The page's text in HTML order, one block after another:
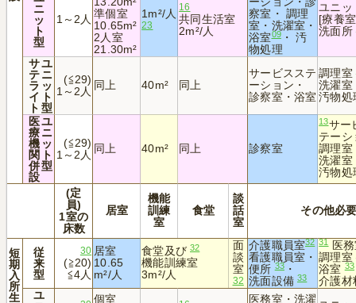
ニ
ッ
ト
型
1～2人 準個室
10.65m²
2人室
21.30m²
1m²/人
23
16
共同生活室
2m²/人
察室・ 調理
室・洗濯室・
浴室09・ 汚
物処理
ユニ
[療養
洗面所
ユ
ニ
ッ
ト
型
サ
テ
ラ
イ
ト
(≦29)
1～2人 同上 40m² 同上
サービスステ
ーション・
診察室・浴室
調理室
洗濯室
汚物処
ユ
ニ
ッ
ト
型
医
療
機
関
併
設
(≦29)
1～2人 同上 40m² 同上 診察室
13サー
テーシ
調理室
洗濯室
汚物処
(定
員)
1室の
床数
居室
機能
訓練
室
食堂
談
話
室
その他必
短
期
入
所
生
従
来
型
30
(≧20)
≦4人
居室
10.65
m²/人
食堂及び 32
機能訓練室
3m²/人
面
談
室
32
介護職員室32
看護職員室・
便所33 ・
洗面設備 33
31医務
調理室
浴室33
介護材
ユ
個室
医務室・洗濯